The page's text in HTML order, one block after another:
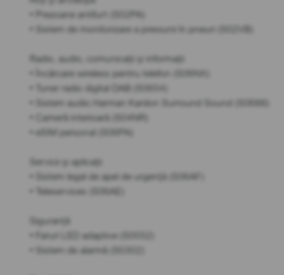
• Prezoane antifurt (S02PA)
• Sistem de monitorizare a presiunii în pneuri (S02VB)
Radio, audio, comunicații și informații
• Încărcare wireless pentru telefon (S06NX)
• Tuner radio digital DAB (S0654)
• Sistem audio Harman Kardon Surround Sound (S0688)
• Cameră interioară (S04NR)
• eSIM personal (S06PA)
Servicii și aplicații
• Sistem legal de apel de urgență (S06AF)
• Teleservices (S06AE)
Siguranță
• Faruri LED adaptive (S0552)
• Sistem de alarmă (S0302)